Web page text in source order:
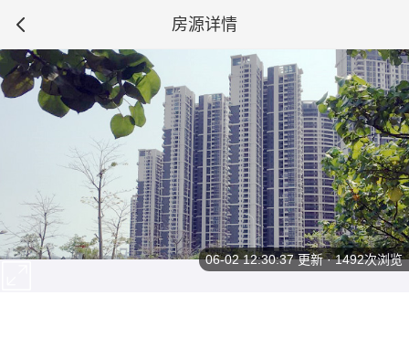
房源详情
06-02 12:30:37更新 · 1492次浏览